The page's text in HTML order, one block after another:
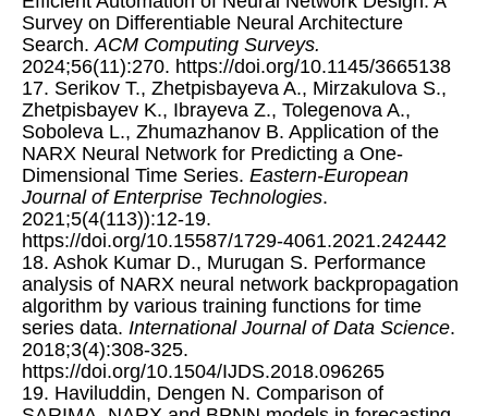
Survey on Differentiable Neural Architecture
Search. ACM Computing Surveys.
2024;56(11):270. https://doi.org/10.1145/3665138
17. Serikov T., Zhetpisbayeva A., Mirzakulova S.,
Zhetpisbayev K., Ibrayeva Z., Tolegenova A.,
Soboleva L., Zhumazhanov B. Application of the
NARX Neural Network for Predicting a One-
Dimensional Time Series. Eastern-European
Journal of Enterprise Technologies.
2021;5(4(113)):12-19.
https://doi.org/10.15587/1729-4061.2021.242442
18. Ashok Kumar D., Murugan S. Performance
analysis of NARX neural network backpropagation
algorithm by various training functions for time
series data. International Journal of Data Science.
2018;3(4):308-325.
https://doi.org/10.1504/IJDS.2018.096265
19. Haviluddin, Dengen N. Comparison of